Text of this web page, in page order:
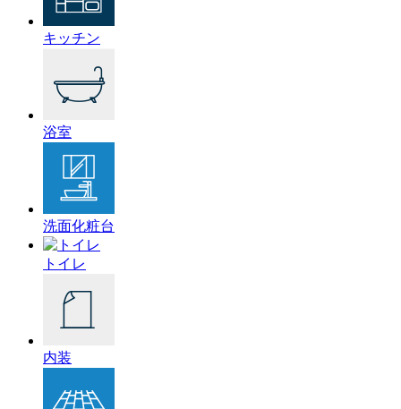
キッチン
浴室
洗面化粧台
トイレ
内装